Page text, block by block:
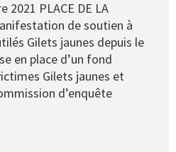
2021 PLACE DE LA
de soutien à
Gilets jaunes depuis le
en place d’un fond
Gilets jaunes et
d’enquête